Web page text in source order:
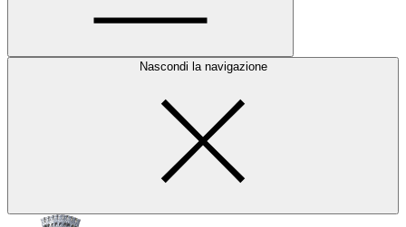
Nascondi la navigazione